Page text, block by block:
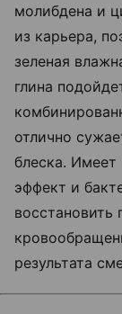
молибдена и
из карьера,
зеленая
глина
отлично
блеска.
эффект и
восстановить
результата